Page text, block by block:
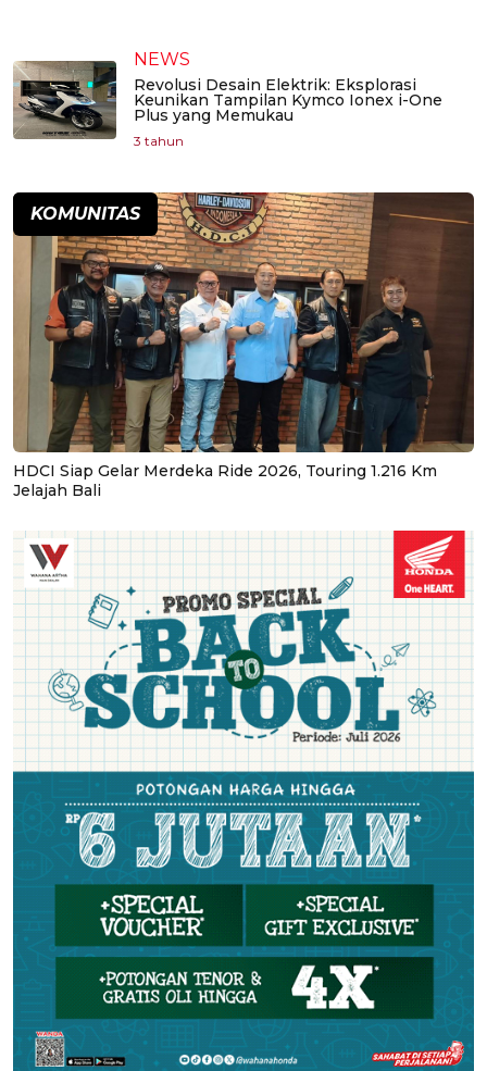
NEWS
Revolusi Desain Elektrik: Eksplorasi
Keunikan Tampilan Kymco Ionex i-One
Plus yang Memukau
3 tahun
KOMUNITAS
HDCI Siap Gelar Merdeka Ride 2026, Touring 1.216 Km
Jelajah Bali